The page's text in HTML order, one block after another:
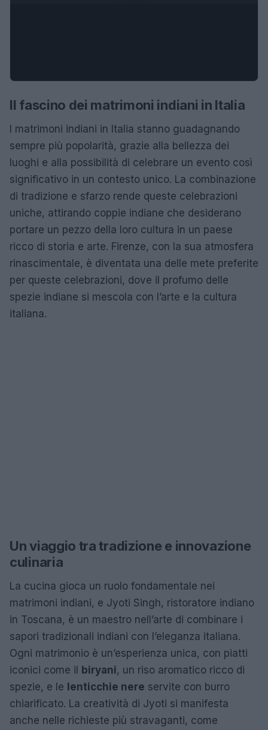
Il fascino dei matrimoni indiani in Italia
I matrimoni indiani in Italia stanno guadagnando
sempre più popolarità, grazie alla bellezza dei
luoghi e alla possibilità di celebrare un evento così
significativo in un contesto unico. La combinazione
di tradizione e sfarzo rende queste celebrazioni
uniche, attirando coppie indiane che desiderano
portare un pezzo della loro cultura in un paese
ricco di storia e arte. Firenze, con la sua atmosfera
rinascimentale, è diventata una delle mete preferite
per queste celebrazioni, dove il profumo delle
spezie indiane si mescola con l’arte e la cultura
italiana.
Un viaggio tra tradizione e innovazione
culinaria
La cucina gioca un ruolo fondamentale nei
matrimoni indiani, e Jyoti Singh, ristoratore indiano
in Toscana, è un maestro nell’arte di combinare i
sapori tradizionali indiani con l’eleganza italiana.
Ogni matrimonio è un’esperienza unica, con piatti
iconici come il biryani, un riso aromatico ricco di
spezie, e le lenticchie nere servite con burro
chiarificato. La creatività di Jyoti si manifesta
anche nelle richieste più stravaganti, come